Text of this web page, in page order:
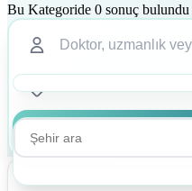
Bu Kategoride 0 sonuç bulundu